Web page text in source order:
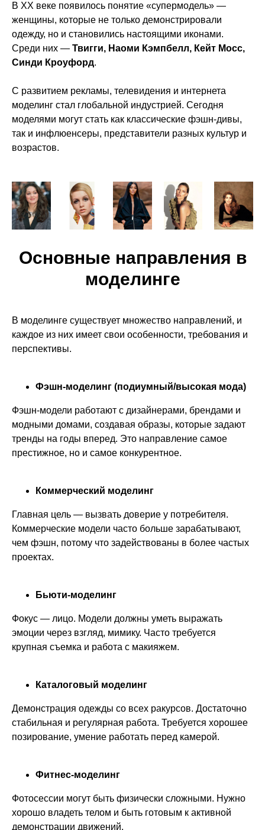
В XX веке появилось понятие «супермодель» —
женщины, которые не только демонстрировали
одежду, но и становились настоящими иконами.
Среди них — Твигги, Наоми Кэмпбелл, Кейт Мосс,
Синди Кроуфорд.
С развитием рекламы, телевидения и интернета
моделинг стал глобальной индустрией. Сегодня
моделями могут стать как классические фэшн-дивы,
так и инфлюенсеры, представители разных культур и
возрастов.
Основные направления в
моделинге
В моделинге существует множество направлений, и
каждое из них имеет свои особенности, требования и
перспективы.
Фэшн-моделинг (подиумный/высокая мода)
Фэшн-модели работают с дизайнерами, брендами и
модными домами, создавая образы, которые задают
тренды на годы вперед. Это направление самое
престижное, но и самое конкурентное.
Коммерческий моделинг
Главная цель — вызвать доверие у потребителя.
Коммерческие модели часто больше зарабатывают,
чем фэшн, потому что задействованы в более частых
проектах.
Бьюти-моделинг
Фокус — лицо. Модели должны уметь выражать
эмоции через взгляд, мимику. Часто требуется
крупная съемка и работа с макияжем.
Каталоговый моделинг
Демонстрация одежды со всех ракурсов. Достаточно
стабильная и регулярная работа. Требуется хорошее
позирование, умение работать перед камерой.
Фитнес-моделинг
Фотосессии могут быть физически сложными. Нужно
хорошо владеть телом и быть готовым к активной
демонстрации движений.